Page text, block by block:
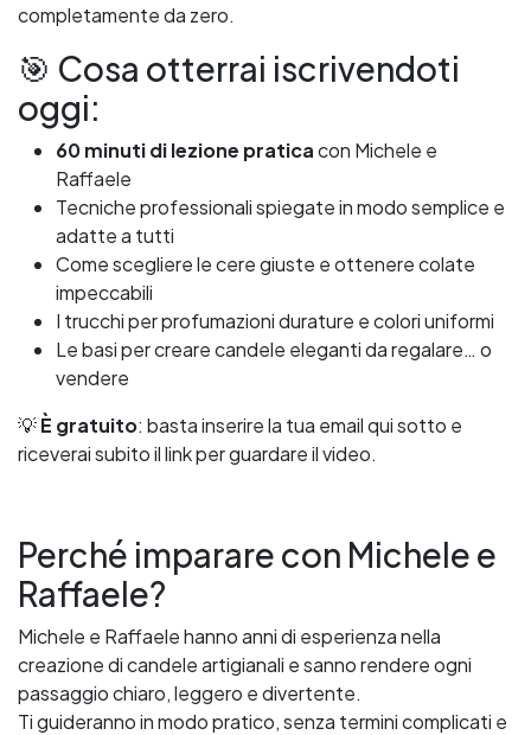
completamente da zero.
🎯 Cosa otterrai iscrivendoti
oggi:
60 minuti di lezione praticacon Michele e
Raffaele
Tecniche professionali spiegate in modo semplice e
adatte a tutti
Come scegliere le cere giuste e ottenere colate
impeccabili
I trucchi per profumazioni durature e colori uniformi
Le basi per creare candele eleganti da regalare… o
vendere
💡È gratuito: basta inserire la tua email qui sotto e
riceverai subito il link per guardare il video.
Perché imparare con Michele e
Raffaele?
Michele e Raffaele hanno anni di esperienza nella
creazione di candele artigianali e sanno rendere ogni
passaggio chiaro, leggero e divertente.
Ti guideranno in modo pratico, senza termini complicati e